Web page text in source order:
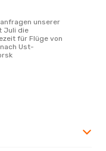
Juli die
für Flüge von
Ust-